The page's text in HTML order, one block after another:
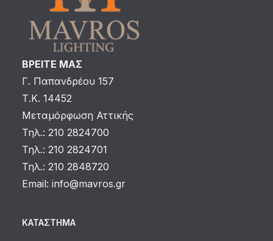
ΒΡΕΙΤΕ ΜΑΣ
Γ. Παπανδρέου 157
Τ.Κ. 14452
Μεταμόρφωση Αττικής
Τηλ.: 210 2824700
Τηλ.: 210 2824701
Τηλ.: 210 2848720
Email: info@mavros.gr
ΚΑΤΆΣΤΗΜΑ